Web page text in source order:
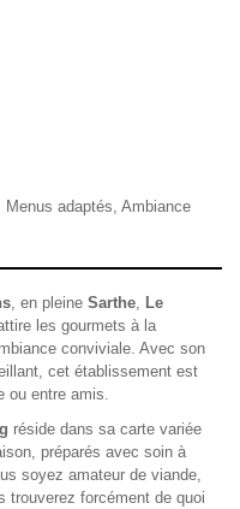
adaptés, Ambiance
, en pleine Sarthe, Le
les gourmets à la
conviviale. Avec son
cet établissement est
ou entre amis.
réside dans sa carte variée
préparés avec soin à
soyez amateur de viande,
trouverez forcément de quoi